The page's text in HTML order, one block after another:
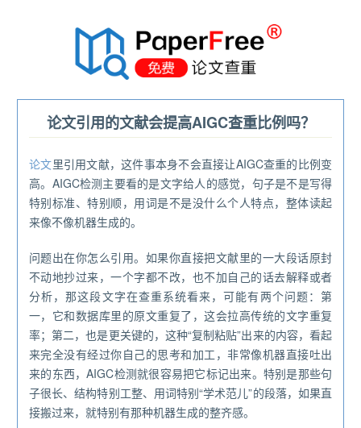
论文引用的文献会提高AIGC查重比例吗？
论文里引用文献，这件事本身不会直接让AIGC查重的比例变
高。AIGC检测主要看的是文字给人的感觉，句子是不是写得
特别标准、特别顺，用词是不是没什么个人特点，整体读起
来像不像机器生成的。
问题出在你怎么引用。如果你直接把文献里的一大段话原封
不动地抄过来，一个字都不改，也不加自己的话去解释或者
分析，那这段文字在查重系统看来，可能有两个问题：第
一，它和数据库里的原文重复了，这会拉高传统的文字重复
率；第二，也是更关键的，这种“复制粘贴”出来的内容，看起
来完全没有经过你自己的思考和加工，非常像机器直接吐出
来的东西，AIGC检测就很容易把它标记出来。特别是那些句
子很长、结构特别工整、用词特别“学术范儿”的段落，如果直
接搬过来，就特别有那种机器生成的整齐感。